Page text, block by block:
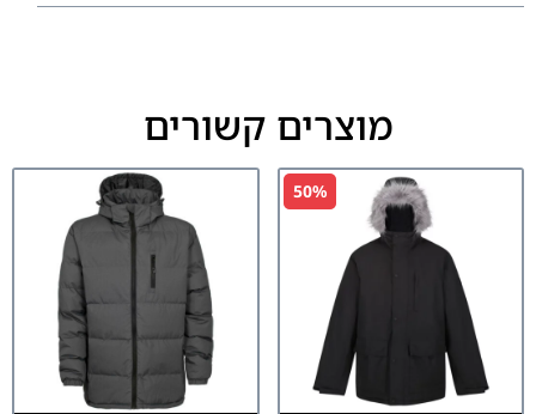
מוצרים קשורים
50%